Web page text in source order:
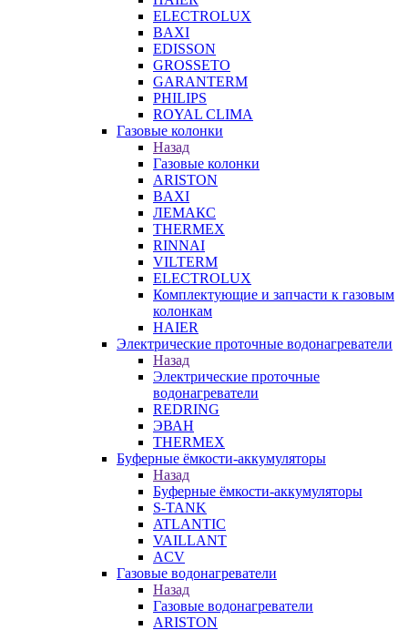
ELECTROLUX
BAXI
EDISSON
GROSSETO
GARANTERM
PHILIPS
ROYAL CLIMA
Газовые колонки
Назад
Газовые колонки
ARISTON
BAXI
ЛЕМАКС
THERMEX
RINNAI
VILTERM
ELECTROLUX
Комплектующие и запчасти к газовым
колонкам
HAIER
Электрические проточные водонагреватели
Назад
Электрические проточные
водонагреватели
REDRING
ЭВАН
THERMEX
Буферные ёмкости-аккумуляторы
Назад
Буферные ёмкости-аккумуляторы
S-TANK
ATLANTIC
VAILLANT
ACV
Газовые водонагреватели
Назад
Газовые водонагреватели
ARISTON